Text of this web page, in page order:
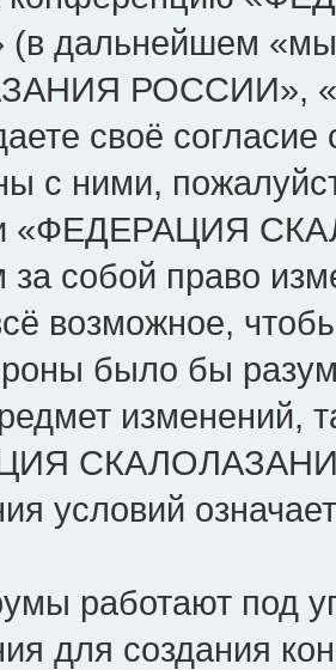
дальнейшем
РОССИИ»,
своё
с ними,
«ФЕДЕРАЦИЯ
за собой право
возможное,
было бы
изменений,
условий
работают под
для создания